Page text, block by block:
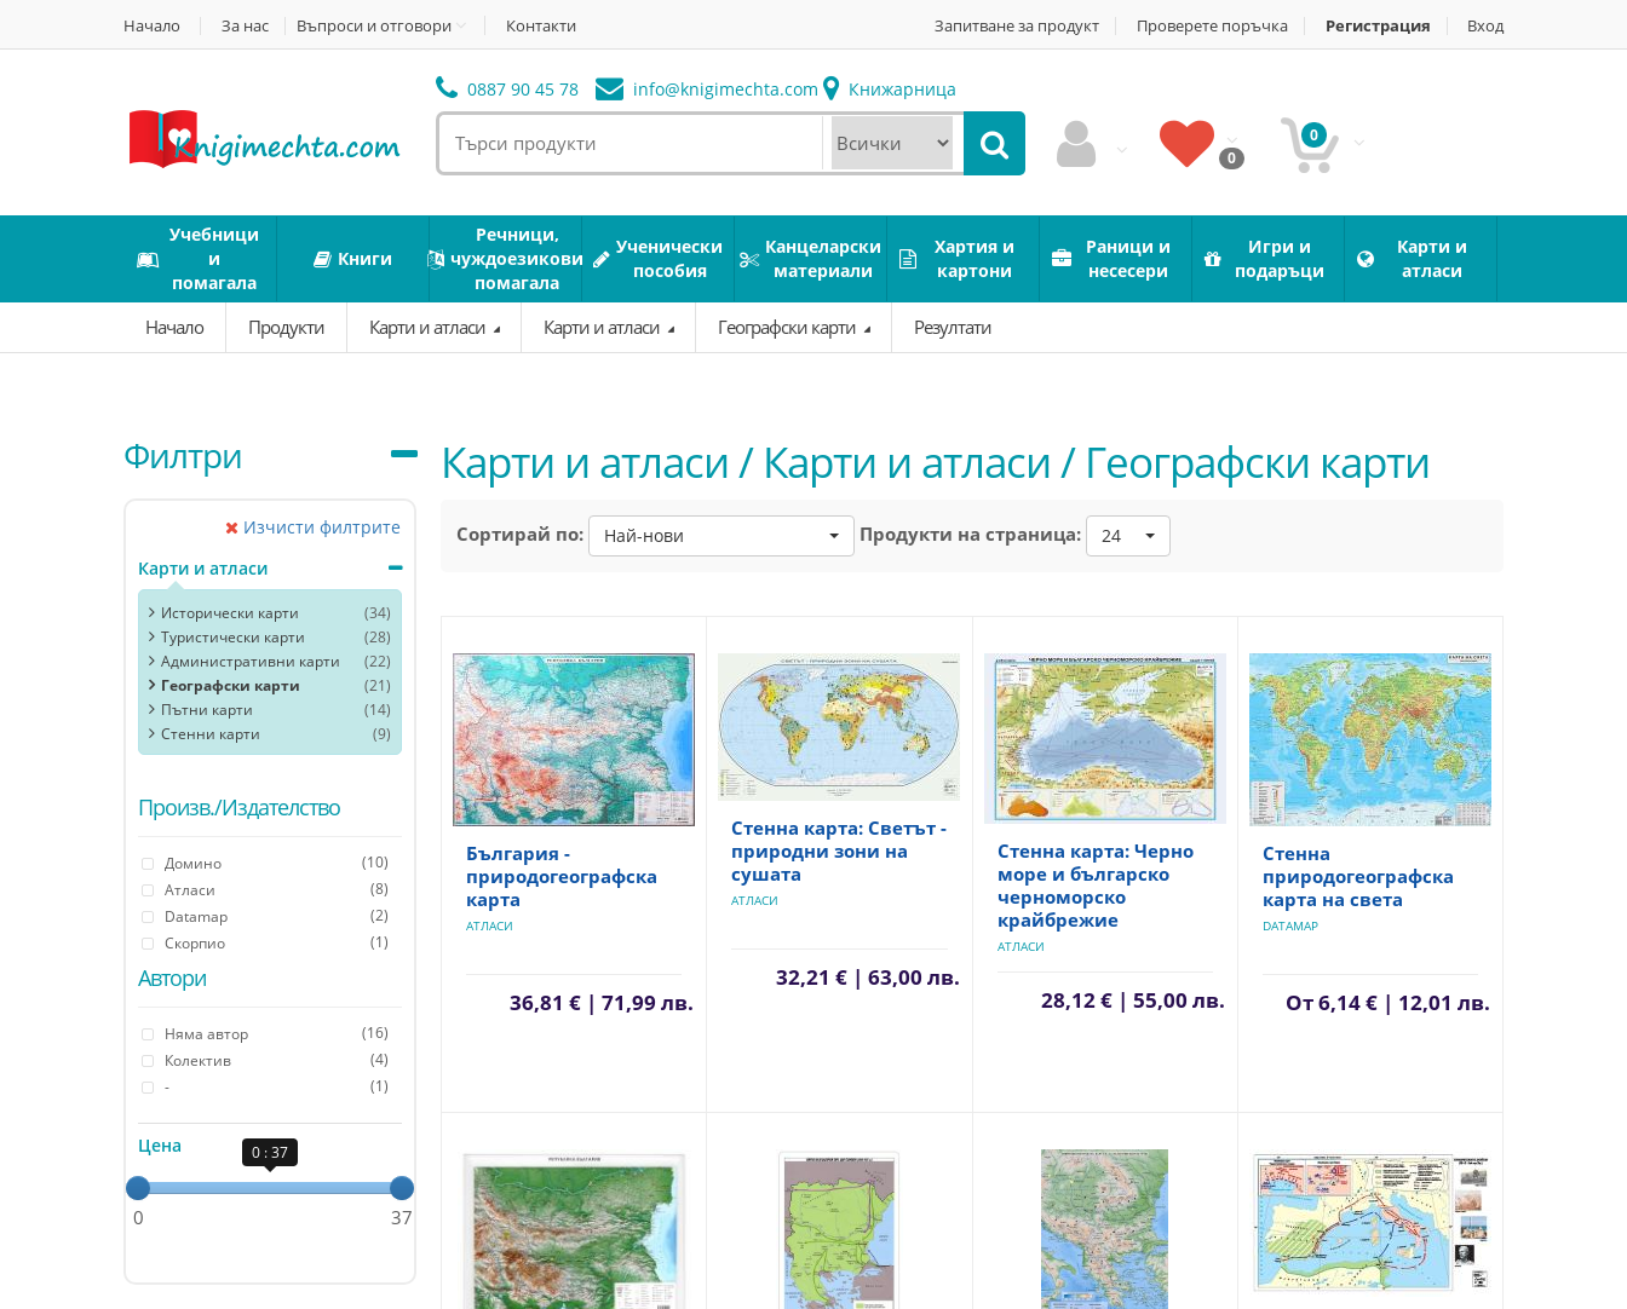
Начало За нас Въпроси и отговори Контакти Запитване за продукт Проверете поръчка Регистрация Вход
0887 90 45 78 info@knigimechta.com Книжарница
0
0
Учебници
и
помагала
Книги
Речници,
чуждоезикови
помагала
Ученически
пособия
Канцеларски
материали
Хартия и
картони
Раници и
несесери
Игри и
подаръци
Карти и
атласи
Начало Продукти Карти и атласи Карти и атласи Географски карти Резултати
Филтри
Изчисти филтрите
Карти и атласи
Исторически карти
(34)
Туристически карти
(28)
Административни карти
(22)
Географски карти
(21)
Пътни карти
(14)
Стенни карти
(9)
Произв./Издателство
Домино
(10)
Атласи
(8)
Datamap
(2)
Скорпио
(1)
Автори
Няма автор
(16)
Колектив
(4)
-
(1)
Цена 0 : 37
0 37
Карти и атласи / Карти и атласи / Географски карти
Сортирай по: Най-нови Продукти на страница: 24
България -
природогеографска
карта
АТЛАСИ
36,81 € | 71,99 лв.
Стенна карта: Светът -
природни зони на
сушата
АТЛАСИ
32,21 € | 63,00 лв.
Стенна карта: Черно
море и българско
черноморско
крайбрежие
АТЛАСИ
28,12 € | 55,00 лв.
Стенна
природогеографска
карта на света
DATAMAP
От6,14 € | 12,01 лв.